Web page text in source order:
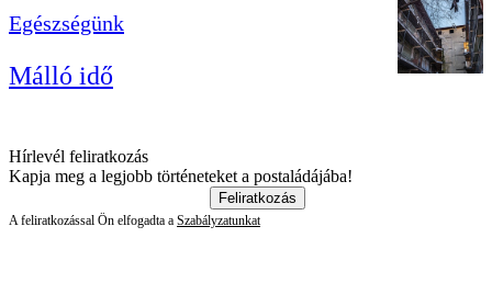
Egészségünk
Málló idő
Hírlevél feliratkozás
Kapja meg a legjobb történeteket a postaládájába!
Feliratkozás
A feliratkozással Ön elfogadta a Szabályzatunkat